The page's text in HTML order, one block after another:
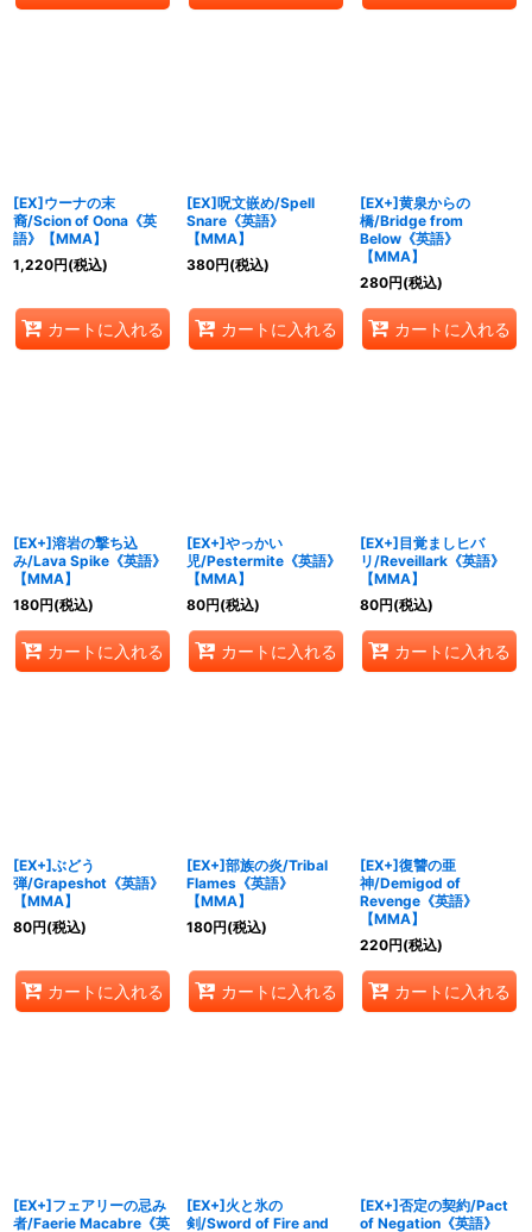
[EX]ウーナの末
裔/Scion of Oona《英
語》【MMA】
1,220円(税込)
カートに入れる
[EX]呪文嵌め/Spell
Snare《英語》
【MMA】
380円(税込)
カートに入れる
[EX+]黄泉からの
橋/Bridge from
Below《英語》
【MMA】
280円(税込)
カートに入れる
[EX+]溶岩の撃ち込
み/Lava Spike《英語》
【MMA】
180円(税込)
カートに入れる
[EX+]やっかい
児/Pestermite《英語》
【MMA】
80円(税込)
カートに入れる
[EX+]目覚ましヒバ
リ/Reveillark《英語》
【MMA】
80円(税込)
カートに入れる
[EX+]ぶどう
弾/Grapeshot《英語》
【MMA】
80円(税込)
カートに入れる
[EX+]部族の炎/Tribal
Flames《英語》
【MMA】
180円(税込)
カートに入れる
[EX+]復讐の亜
神/Demigod of
Revenge《英語》
【MMA】
220円(税込)
カートに入れる
[EX+]フェアリーの忌み
者/Faerie Macabre《英
[EX+]火と氷の
剣/Sword of Fire and
[EX+]否定の契約/Pact
of Negation《英語》